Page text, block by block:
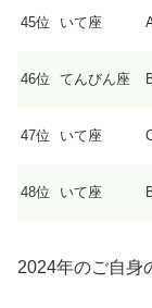
45位 いて座
46位 てんびん座
47位 いて座
48位 いて座
2024年のご自身